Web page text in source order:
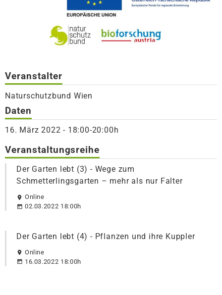
Veranstalter
Naturschutzbund Wien
Daten
16. März 2022 - 18:00-20:00h
Veranstaltungsreihe
Der Garten lebt (3) - Wege zum
Schmetterlingsgarten – mehr als nur Falter
Online
02.03.2022 18:00h
Der Garten lebt (4) - Pflanzen und ihre Kuppler
Online
16.03.2022 18:00h